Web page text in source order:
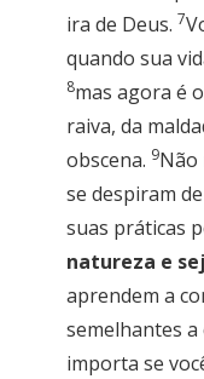
ira de Deus. 7
quando sua
8mas agora é
raiva, da
obscena. 9Não
se despiram
suas práticas
natureza e
aprendem a
semelhantes a
importa se